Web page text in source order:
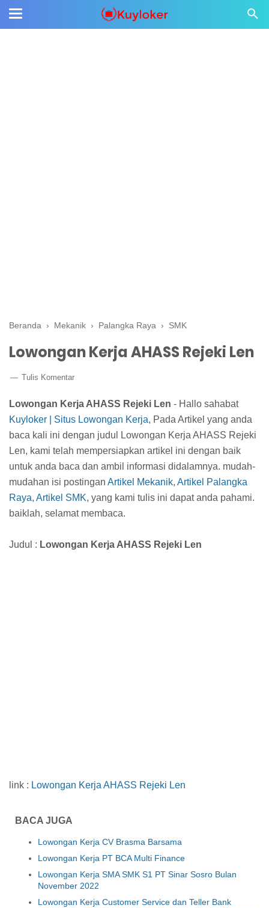
Beranda › Mekanik › Palangka Raya › SMK
Lowongan Kerja AHASS Rejeki Len
Tulis Komentar
Lowongan Kerja AHASS Rejeki Len - Hallo sahabat
Kuyloker | Situs Lowongan Kerja, Pada Artikel yang anda
baca kali ini dengan judul Lowongan Kerja AHASS Rejeki
Len, kami telah mempersiapkan artikel ini dengan baik
untuk anda baca dan ambil informasi didalamnya. mudah-
mudahan isi postingan Artikel Mekanik, Artikel Palangka
Raya, Artikel SMK, yang kami tulis ini dapat anda pahami.
baiklah, selamat membaca.
Judul : Lowongan Kerja AHASS Rejeki Len
link : Lowongan Kerja AHASS Rejeki Len
BACA JUGA
Lowongan Kerja CV Brasma Barsama
Lowongan Kerja PT BCA Multi Finance
Lowongan Kerja SMA SMK S1 PT Sinar Sosro Bulan
November 2022
Lowongan Kerja Customer Service dan Teller Bank